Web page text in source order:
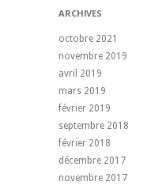
ARCHIVES
octobre 2021
novembre 2019
avril 2019
mars 2019
février 2019
septembre 2018
février 2018
décembre 2017
novembre 2017